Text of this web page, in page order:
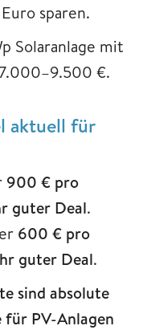
sparen.
Solaranlage mit
€.
aktuell für
900 € pro
guter Deal.
600 € pro
guter Deal.
sind absolute
für PV-Anlagen